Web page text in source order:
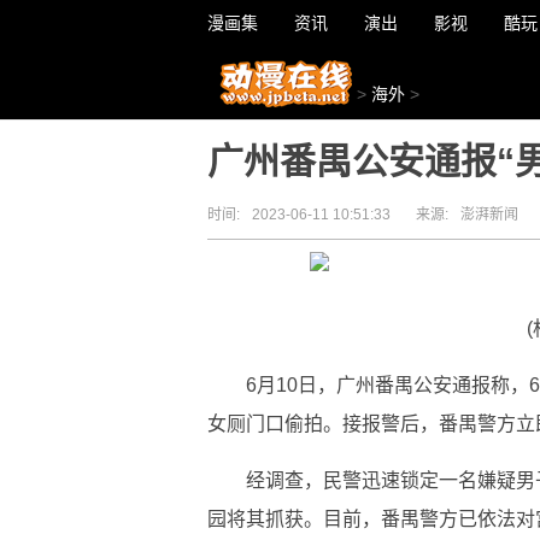
漫画集 资讯 演出 影视 酷玩
> 海外 >
广州番禺公安通报“
时间: 2023-06-11 10:51:33 来源: 澎湃新闻
(
6月10日，广州番禺公安通报称，
女厕门口偷拍。接报警后，番禺警方
经调查，民警迅速锁定一名嫌疑
园将其抓获。目前，番禺警方已依法